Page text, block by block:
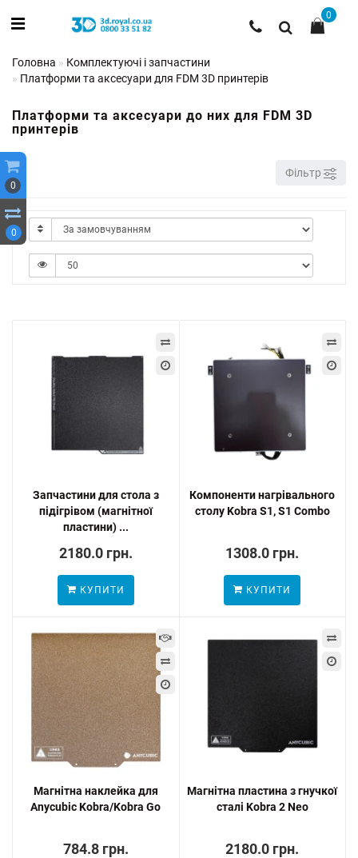
0
0
0
Головна
Комплектуючі і запчастини
Платформи та аксесуари для FDM 3D принтерів
Платформи та аксесуари до них для FDM 3D
принтерів
Фільтр
Запчастини для стола з
підігрівом (магнітної
пластини) ...
2180.0 грн.
КУПИТИ
Компоненти нагрівального
столу Kobra S1, S1 Combo
1308.0 грн.
КУПИТИ
Магнітна наклейка для
Anycubic Kobra/Kobra Go
784.8 грн.
Магнітна пластина з гнучкої
сталі Kobra 2 Neo
2180.0 грн.